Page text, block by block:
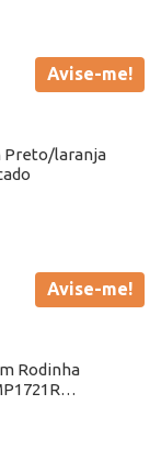
Avise-me!
Preto/laranja
Avise-me!
Rodinha